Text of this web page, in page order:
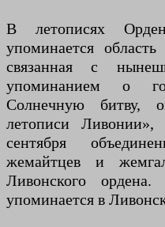
В летописях
упоминается
связанная с
упоминанием о
Солнечную битву,
летописи
сентября
жемайтцев и
Ливонского
упоминается в